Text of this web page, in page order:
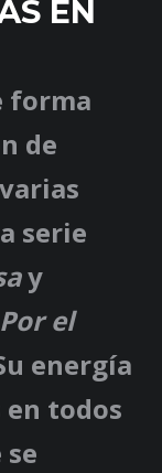
EN
forma
de
serie
y
Por el
energía
todos